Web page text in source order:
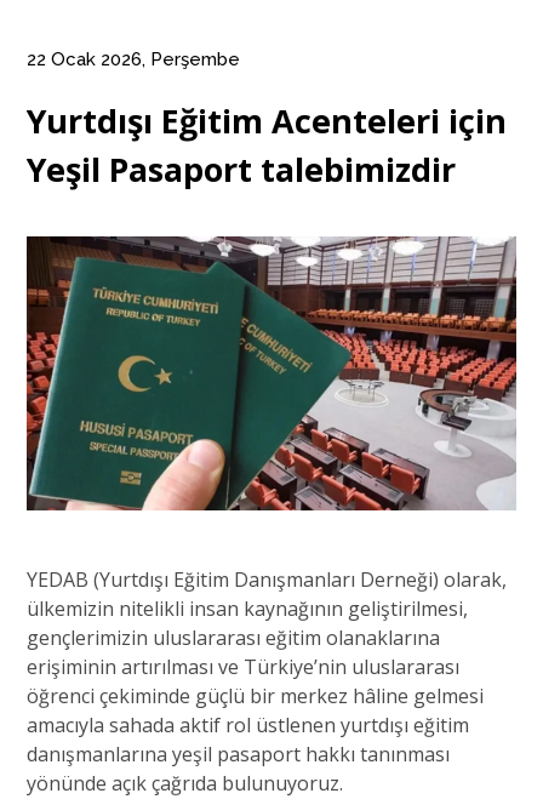
22 Ocak 2026, Perşembe
Yurtdışı Eğitim Acenteleri için
Yeşil Pasaport talebimizdir
YEDAB (Yurtdışı Eğitim Danışmanları Derneği) olarak,
ülkemizin nitelikli insan kaynağının geliştirilmesi,
gençlerimizin uluslararası eğitim olanaklarına
erişiminin artırılması ve Türkiye’nin uluslararası
öğrenci çekiminde güçlü bir merkez hâline gelmesi
amacıyla sahada aktif rol üstlenen yurtdışı eğitim
danışmanlarına yeşil pasaport hakkı tanınması
yönünde açık çağrıda bulunuyoruz.